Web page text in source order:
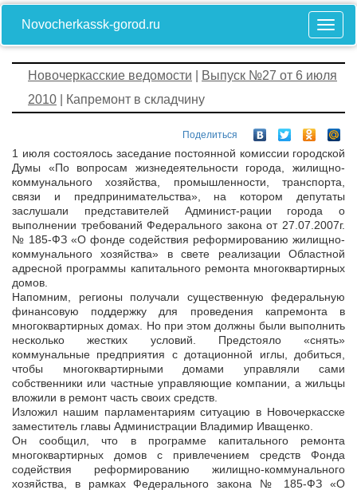
Novocherkassk-gorod.ru
Новочеркасские ведомости
Выпуск №27 от 6 июля
2010 | Капремонт в складчину
Поделиться
1 июля состоялось заседание постоянной комиссии городской
Думы «По вопросам жизнедеятельности города, жилищно-
коммунального хозяйства, промышленности, транспорта,
связи и предпринимательства», на котором депутаты
заслушали представителей Админист-рации города о
выполнении требований Федерального закона от 27.07.2007г.
№ 185-ФЗ «О фонде содействия реформированию жилищно-
коммунального хозяйства» в свете реализации Областной
адресной программы капитального ремонта многоквартирных
домов.
Напомним, регионы получали существенную федеральную
финансовую поддержку для проведения капремонта в
многоквартирных домах. Но при этом должны были выполнить
несколько жестких условий. Предстояло «снять»
коммунальные предприятия с дотационной иглы, добиться,
чтобы многоквартирными домами управляли сами
собственники или частные управляющие компании, а жильцы
вложили в ремонт часть своих средств.
Изложил нашим парламентариям ситуацию в Новочеркасске
заместитель главы Администрации Владимир Иващенко.
Он сообщил, что в программе капитального ремонта
многоквартирных домов с привлечением средств Фонда
содействия реформированию жилищно-коммунального
хозяйства, в рамках Федерального закона № 185-ФЗ «О